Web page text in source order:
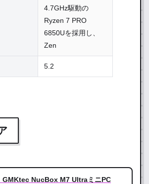
4.7GHz駆動の
Ryzen 7 PRO
6850Uを採用し、
Zen
5.2
NucBox M7 UltraミニPC